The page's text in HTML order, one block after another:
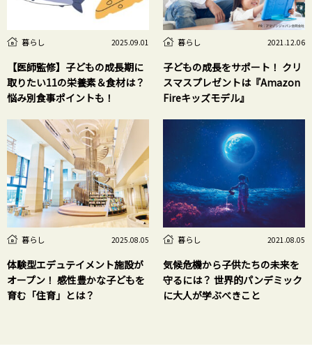
暮らし 2025.09.01
【医師監修】子どもの成長期に
取りたい11の栄養素＆食材は？
悩み別食事ポイントも！
暮らし 2021.12.06
子どもの成長をサポート！ クリ
スマスプレゼントは『Amazon
Fireキッズモデル』
暮らし 2025.08.05
体験型エデュテイメント施設が
オープン！ 感性豊かな子どもを
育む「住育」とは？
暮らし 2021.08.05
気候危機から子供たちの未来を
守るには？ 世界的パンデミック
に大人が学ぶべきこと